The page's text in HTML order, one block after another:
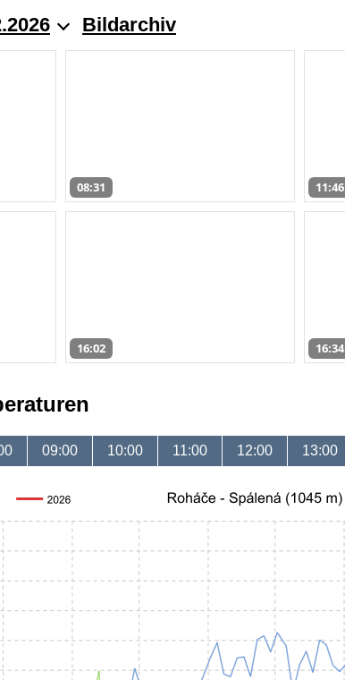
Bildarchiv
08:31 11:46
16:02 16:34
09:00 10:00 11:00 12:00 13:00